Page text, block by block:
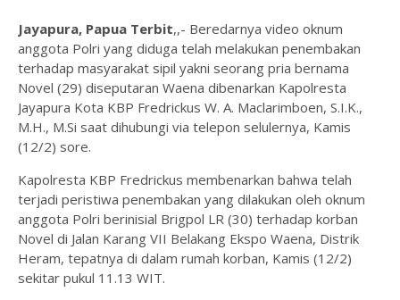
‎Jayapura, Papua Terbit,,- Beredarnya video oknum
anggota Polri yang diduga telah melakukan penembakan
terhadap masyarakat sipil yakni seorang pria bernama
Novel (29) diseputaran Waena dibenarkan Kapolresta
Jayapura Kota KBP Fredrickus W. A. Maclarimboen, S.I.K.,
M.H., M.Si saat dihubungi via telepon selulernya, Kamis
(12/2) sore.
‎Kapolresta KBP Fredrickus membenarkan bahwa telah
terjadi peristiwa penembakan yang dilakukan oleh oknum
anggota Polri berinisial Brigpol LR (30) terhadap korban
Novel di Jalan Karang VII Belakang Ekspo Waena, Distrik
Heram, tepatnya di dalam rumah korban, Kamis (12/2)
sekitar pukul 11.13 WIT.